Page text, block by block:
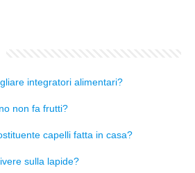
integratori alimentari?
non fa frutti?
capelli fatta in casa?
sulla lapide?